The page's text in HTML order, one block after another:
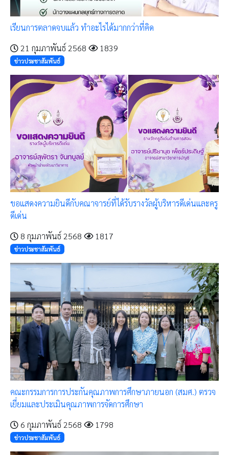
เรียนการตลาดจบแล้ว ทำอะไรได้มากกว่าที่คิด
21 กุมภาพันธ์ 2568
1839
ข่าวประชาสัมพันธ์
ขอแสดงความยินดีกับคณาจารย์ที่ได้รับรางวัลผู้บริหารดีเด่นและครู
ดีเด่น
8 กุมภาพันธ์ 2568
1817
ข่าวประชาสัมพันธ์
คณะกรรมการการประกันคุณภาพการศึกษาภายนอก (สมศ.) ตรวจ
เยี่ยมและประเมินคุณภาพการจัดการศึกษา
6 กุมภาพันธ์ 2568
1798
ข่าวประชาสัมพันธ์